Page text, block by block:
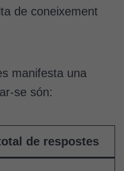
de coneixement
manifesta una
se són:
de respostes